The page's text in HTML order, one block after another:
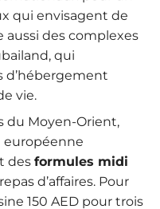
qui envisagent de
aussi des complexes
qui
d’hébergement
vie.
du Moyen-Orient,
européenne
des formules midi
d’affaires. Pour
150 AED pour trois